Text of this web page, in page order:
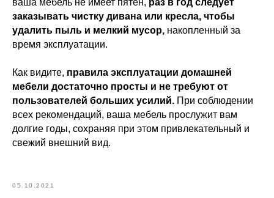
ваша мебель не имеет пятен, раз в год следует
заказывать чистку дивана или кресла, чтобы
удалить пыль и мелкий мусор, накопленный за
время эксплуатации.
Как видите, правила эксплуатации домашней
мебели достаточно просты и не требуют от
пользователей больших усилий. При соблюдении
всех рекомендаций, ваша мебель прослужит вам
долгие годы, сохраняя при этом привлекательный и
свежий внешний вид.
05.10.2021